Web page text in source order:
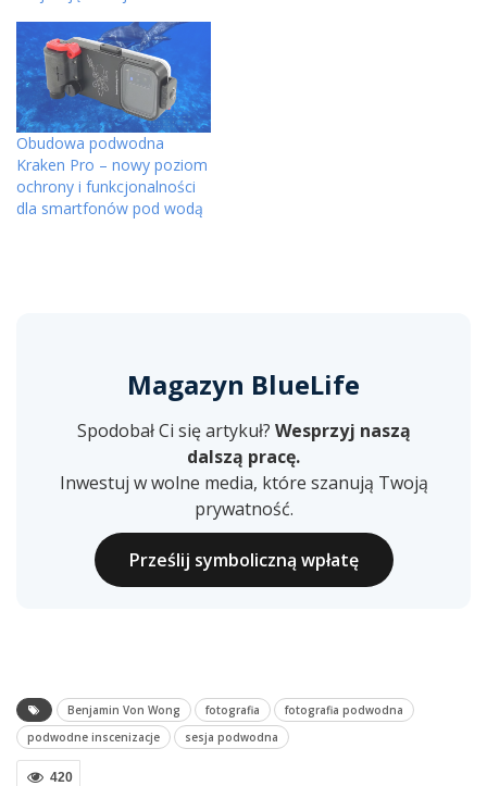
Obudowa podwodna
Kraken Pro – nowy poziom
ochrony i funkcjonalności
dla smartfonów pod wodą
Magazyn BlueLife
Spodobał Ci się artykuł? Wesprzyj naszą
dalszą pracę.
Inwestuj w wolne media, które szanują Twoją
prywatność.
Prześlij symboliczną wpłatę
Benjamin Von Wong fotografia
fotografia podwodna
podwodne inscenizacje
sesja podwodna
420